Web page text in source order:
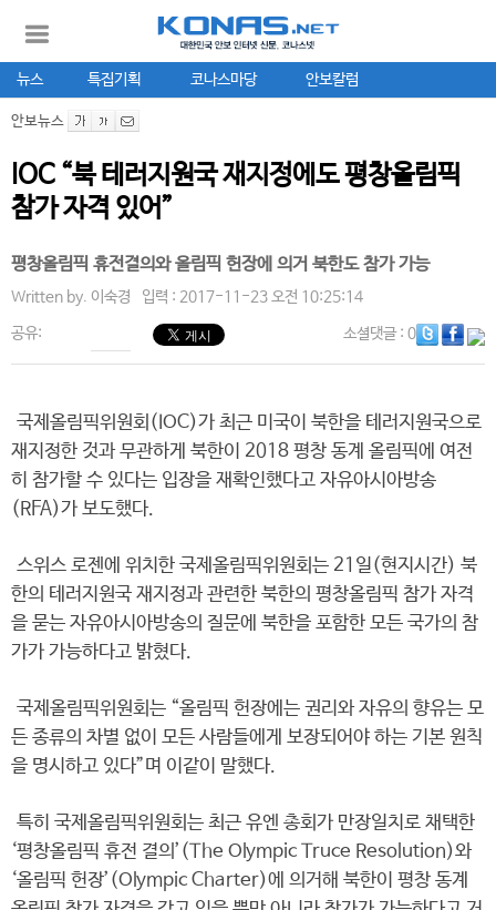
뉴스 특집기획 코나스마당 안보칼럼
안보뉴스
IOC “북 테러지원국 재지정에도 평창올림픽
참가 자격 있어”
평창올림픽 휴전결의와 올림픽 헌장에 의거 북한도 참가 가능
Written by. 이숙경 입력 : 2017-11-23 오전 10:25:14
공유: 소셜댓글: 0
국제올림픽위원회(IOC)가 최근 미국이 북한을 테러지원국으로
재지정한 것과 무관하게 북한이 2018 평창 동계 올림픽에 여전
히 참가할 수 있다는 입장을 재확인했다고 자유아시아방송
(RFA)가 보도했다.
스위스 로젠에 위치한 국제올림픽위원회는 21일(현지시간) 북
한의 테러지원국 재지정과 관련한 북한의 평창올림픽 참가 자격
을 묻는 자유아시아방송의 질문에 북한을 포함한 모든 국가의 참
가가 가능하다고 밝혔다.
국제올림픽위원회는 “올림픽 헌장에는 권리와 자유의 향유는 모
든 종류의 차별 없이 모든 사람들에게 보장되어야 하는 기본 원칙
을 명시하고 있다”며 이같이 말했다.
특히 국제올림픽위원회는 최근 유엔 총회가 만장일치로 채택한
‘평창올림픽 휴전 결의’(The Olympic Truce Resolution)와
‘올림픽 헌장’(Olympic Charter)에 의거해 북한이 평창 동계